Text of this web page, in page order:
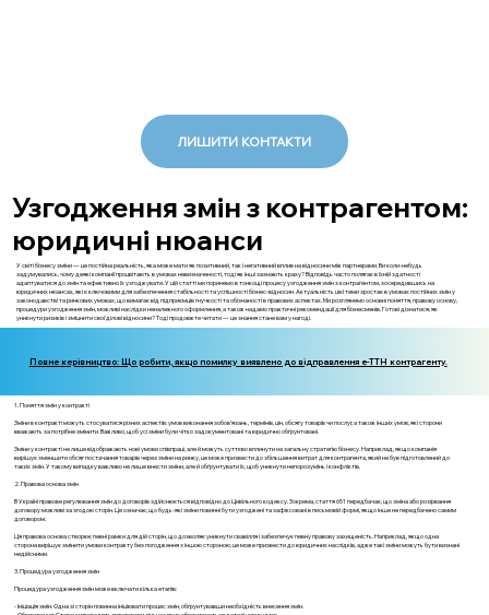
ЛИШИТИ КОНТАКТИ
Узгодження змін з контрагентом:
юридичні нюанси
У світі бізнесу зміни — це постійна реальність, яка може мати як позитивний, так і негативний вплив на відносини між партнерами. Ви коли-небудь
задумувались, чому деякі компанії процвітають в умовах невизначеності, тоді як інші зазнають краху? Відповідь часто полягає в їхній здатності
адаптуватися до змін та ефективно їх узгоджувати. У цій статті ми поринемо в тонкощі процесу узгодження змін з контрагентом, зосередившись на
юридичних нюансах, які є ключовими для забезпечення стабільності та успішності бізнес-відносин. Актуальність цієї теми зростає в умовах постійних змін у
законодавстві та ринкових умовах, що вимагає від підприємців гнучкості та обізнаності в правових аспектах. Ми розглянемо основні поняття, правову основу,
процедури узгодження змін, можливі наслідки неналежного оформлення, а також надамо практичні рекомендації для бізнесменів. Готові дізнатися, як
уникнути ризиків і зміцнити свої ділові відносини? Тоді продовжте читати — це знання стане вам у нагоді.
Повне керівництво: Що робити, якщо помилку виявлено до відправлення е-ТТН контрагенту.
1. Поняття змін у контракті
Зміни в контракті можуть стосуватися різних аспектів: умов виконання зобов'язань, термінів, цін, обсягу товарів чи послуг, а також інших умов, які сторони
вважають за потрібне змінити. Важливо, щоб усі зміни були чітко задокументовані та юридично обґрунтовані.
Зміни у контракті не лише відображають нові умови співпраці, але й можуть суттєво вплинути на загальну стратегію бізнесу. Наприклад, якщо компанія
вирішує зменшити обсяг постачання товарів через зміни на ринку, це може призвести до збільшення витрат для контрагента, який не був підготовлений до
таких змін. У такому випадку важливо не лише внести зміни, але й обґрунтувати їх, щоб уникнути непорозумінь і конфліктів.
2. Правова основа змін
В Україні правове регулювання змін до договорів здійснюється відповідно до Цивільного кодексу. Зокрема, стаття 651 передбачає, що зміна або розірвання
договору можливі за згодою сторін. Це означає, що будь-які зміни повинні бути узгоджені та зафіксовані в письмовій формі, якщо інше не передбачено самим
договором.
Ця правова основа створює певні рамки для дій сторін, що дозволяє уникнути свавілля і забезпечує певну правову захищеність. Наприклад, якщо одна
сторона вирішує змінити умови контракту без погодження з іншою стороною, це може призвести до юридичних наслідків, адже такі зміни можуть бути визнані
недійсними.
3. Процедура узгодження змін
Процедура узгодження змін може включати кілька етапів:
- Ініціація змін: Одна зі сторін повинна ініціювати процес змін, обґрунтувавши необхідність внесення змін.